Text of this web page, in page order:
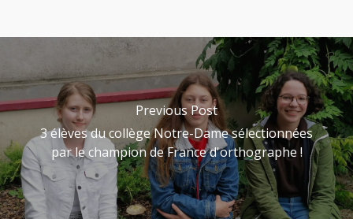
Previous Post
3 élèves du collège Notre-Dame sélectionnées
par le champion de France d'orthographe !